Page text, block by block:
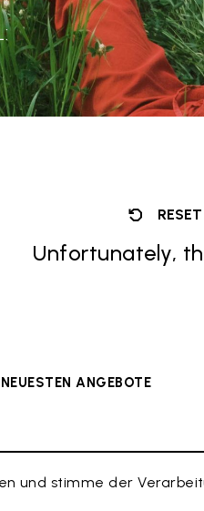
Unfortunately,
ANGEBOTE
und stimme der